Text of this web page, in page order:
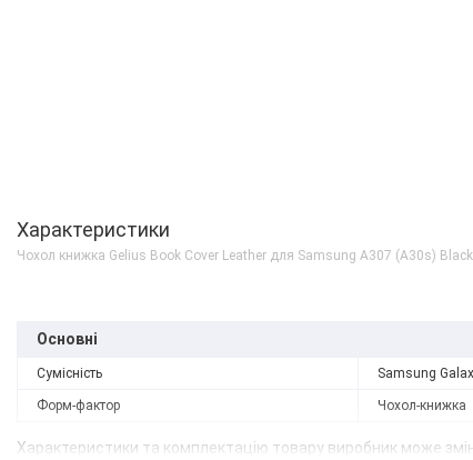
Характеристики
Чохол книжка Gelius Book Cover Leather для Samsung A307 (A30s) Black
Основні
Сумісність Samsung
Форм-фактор Чохол-книжка
Характеристики та комплектацію товару виробник може